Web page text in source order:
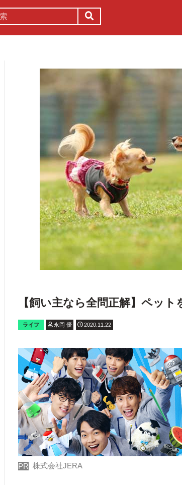
【飼い主なら全問正解】ペッ
ライフ 永岡 優 2020.11.22
PR 株式会社JERA